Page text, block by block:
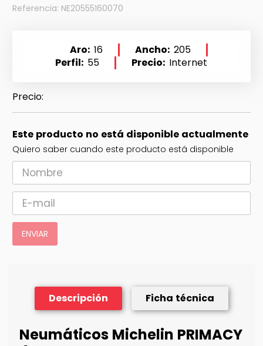
Referencia: NE20555160070
Aro 16 Ancho 205
Perfil 55 Precio Internet
Este producto no está disponible actualmente
Quiero saber cuando este producto está disponible
ENVIAR
Descripción Ficha técnica
Neumáticos Michelin PRIMACY